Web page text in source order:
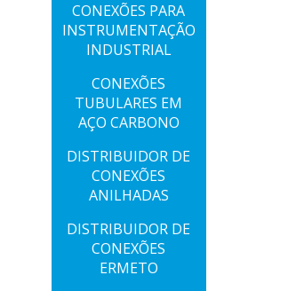
CONEXÕES PARA
INSTRUMENTAÇÃO
INDUSTRIAL
CONEXÕES
TUBULARES EM
AÇO CARBONO
DISTRIBUIDOR DE
CONEXÕES
ANILHADAS
DISTRIBUIDOR DE
CONEXÕES
ERMETO